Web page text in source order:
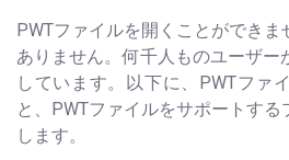
PWTファイルを開くことができ
ありません。何千人ものユーザー
しています。以下に、PWTファ
と、PWTファイルをサポートす
します。